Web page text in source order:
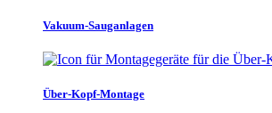
Vakuum-Sauganlagen
Über-Kopf-Montage